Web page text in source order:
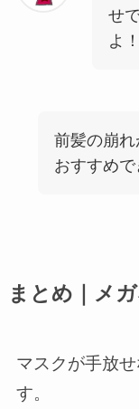
せ
よ
前髪の崩
おすすめで
まとめ｜メ
マスクが手放
す。